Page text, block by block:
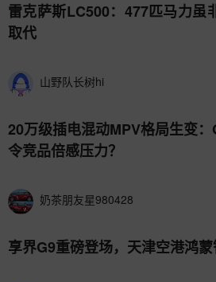
雷克萨斯LC500：477匹马力虽
取代
山野队长树hi
20万级插电混动MPV格局生变
令竞品倍感压力？
奶茶朋友星980428
享界G9重磅登场，天津空港鸿